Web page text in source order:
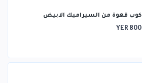
كوب قهوة من السيراميك الابيض
YER 800